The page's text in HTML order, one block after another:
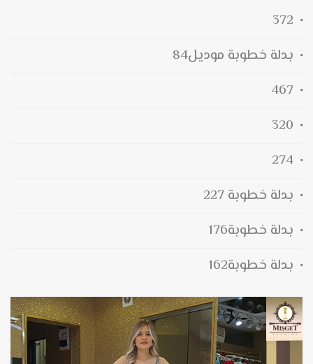
372
بدلة خطوبة موديل84
467
320
274
بدلة خطوبة 227
بدلة خطوبة176
بدلة خطوبة162